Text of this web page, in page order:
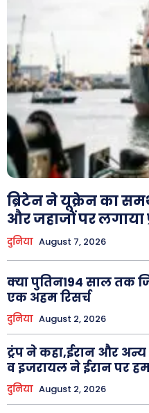
ब्रिटेन ने यूक्रेन का
और जहाजों पर लगाया
दुनिया August 7, 2026
क्या पुतिन194 साल तक
एक अहम रिसर्च
दुनिया August 2, 2026
ट्रंप ने कहा,ईरान और
व इजरायल ने ईरान पर
दुनिया August 2, 2026